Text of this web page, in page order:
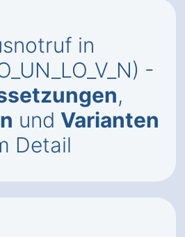
in
-
,
und Varianten
Detail